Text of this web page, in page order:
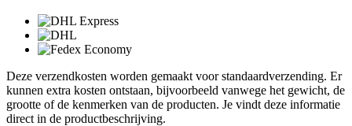
Deze verzendkosten worden gemaakt voor standaardverzending. Er
kunnen extra kosten ontstaan, bijvoorbeeld vanwege het gewicht, de
grootte of de kenmerken van de producten. Je vindt deze informatie
direct in de productbeschrijving.